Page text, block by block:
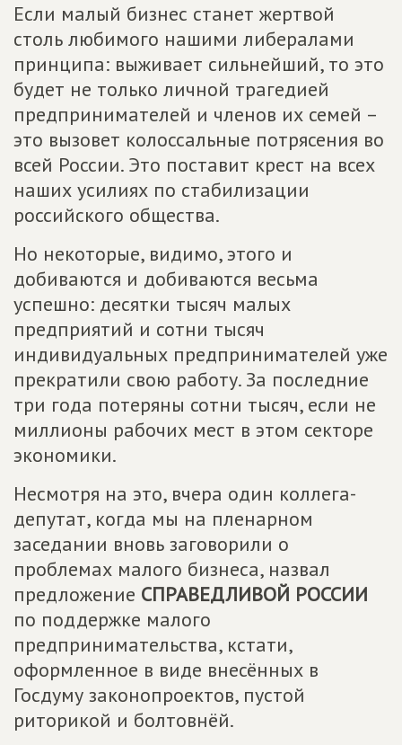
Если малый бизнес станет жертвой
столь любимого нашими либералами
принципа: выживает сильнейший, то это
будет не только личной трагедией
предпринимателей и членов их семей –
это вызовет колоссальные потрясения во
всей России. Это поставит крест на всех
наших усилиях по стабилизации
российского общества.
Но некоторые, видимо, этого и
добиваются и добиваются весьма
успешно: десятки тысяч малых
предприятий и сотни тысяч
индивидуальных предпринимателей уже
прекратили свою работу. За последние
три года потеряны сотни тысяч, если не
миллионы рабочих мест в этом секторе
экономики.
Несмотря на это, вчера один коллега-
депутат, когда мы на пленарном
заседании вновь заговорили о
проблемах малого бизнеса, назвал
предложение СПРАВЕДЛИВОЙ РОССИИ
по поддержке малого
предпринимательства, кстати,
оформленное в виде внесённых в
Госдуму законопроектов, пустой
риторикой и болтовнёй.